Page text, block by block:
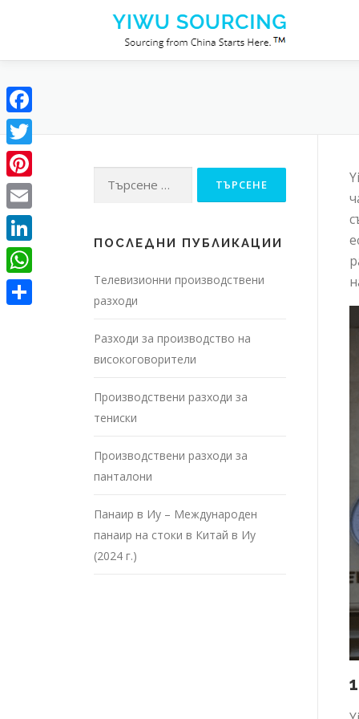
Към съдържанието
Търсене за:
ПОСЛЕДНИ ПУБЛИКАЦИИ
Телевизионни производствени
разходи
Разходи за производство на
високоговорители
Производствени разходи за
тениски
Производствени разходи за
панталони
Панаир в Иу – Международен
панаир на стоки в Китай в Иу
(2024 г.)
Facebook
Twitter
Pinterest
Email
LinkedIn
WhatsApp